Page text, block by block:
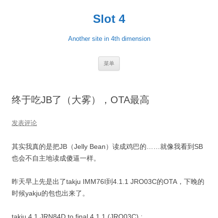
Slot 4
Another site in 4th dimension
菜单
终于吃JB了（大雾），OTA最高
发表评论
其实我真的是把JB（Jelly Bean）读成鸡巴的……就像我看到SB
也会不自主地读成傻逼一样。
昨天早上先是出了takju IMM76I到4.1.1 JRO03C的OTA，下晚的
时候yakju的包也出来了。